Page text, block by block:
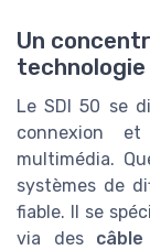
Un
technologie
Le SDI 50 se
connexion
multimédia.
systèmes de
fiable. Il se
via des câble